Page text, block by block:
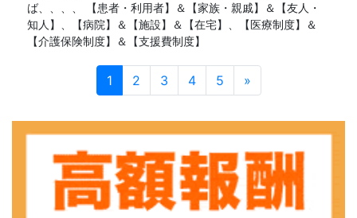
ば、、、、 【患者・利用者】＆【家族・親戚】＆【友人・
知人】、【病院】＆【施設】＆【在宅】、【医療制度】＆
【介護保険制度】＆【支援費制度】
1 2 3 4 5 »